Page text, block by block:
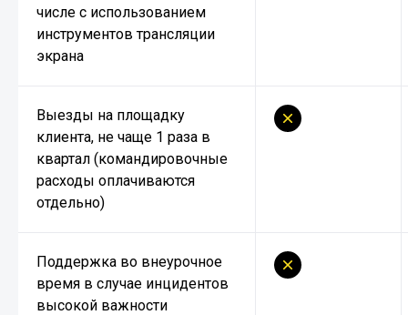
числе с использованием
инструментов трансляции
экрана
Выезды на площадку
клиента, не чаще 1 раза в
квартал (командировочные
расходы оплачиваются
отдельно)
Поддержка во внеурочное
время в случае инцидентов
высокой важности